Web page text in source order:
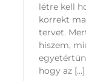
létre kell
korrekt
tervet.
hiszem,
hogy az [...]